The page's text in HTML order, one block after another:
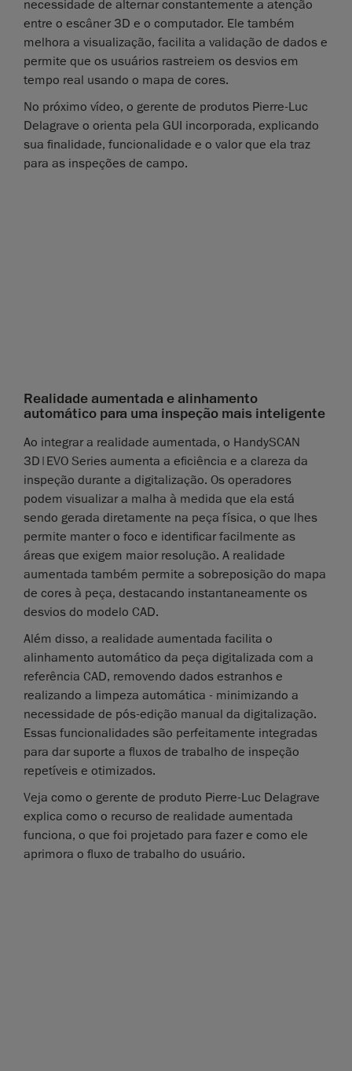
necessidade de alternar constantemente a atenção
entre o escâner 3D e o computador. Ele também
melhora a visualização, facilita a validação de dados e
permite que os usuários rastreiem os desvios em
tempo real usando o mapa de cores.
No próximo vídeo, o gerente de produtos Pierre-Luc
Delagrave o orienta pela GUI incorporada, explicando
sua finalidade, funcionalidade e o valor que ela traz
para as inspeções de campo.
Realidade aumentada e alinhamento
automático para uma inspeção mais inteligente
Ao integrar a realidade aumentada, o HandySCAN
3D|EVO Series aumenta a eficiência e a clareza da
inspeção durante a digitalização. Os operadores
podem visualizar a malha à medida que ela está
sendo gerada diretamente na peça física, o que lhes
permite manter o foco e identificar facilmente as
áreas que exigem maior resolução. A realidade
aumentada também permite a sobreposição do mapa
de cores à peça, destacando instantaneamente os
desvios do modelo CAD.
Além disso, a realidade aumentada facilita o
alinhamento automático da peça digitalizada com a
referência CAD, removendo dados estranhos e
realizando a limpeza automática - minimizando a
necessidade de pós-edição manual da digitalização.
Essas funcionalidades são perfeitamente integradas
para dar suporte a fluxos de trabalho de inspeção
repetíveis e otimizados.
Veja como o gerente de produto Pierre-Luc Delagrave
explica como o recurso de realidade aumentada
funciona, o que foi projetado para fazer e como ele
aprimora o fluxo de trabalho do usuário.